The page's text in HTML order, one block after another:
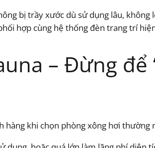
bị trầy xước dù sử dụng lâu,
hợp cùng hệ thống đèn trang trí
– Đừng để
khi chọn phòng xông hơi thường